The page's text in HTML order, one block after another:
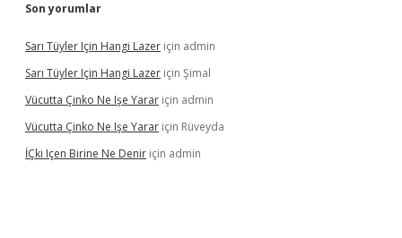
Son yorumlar
Sarı Tüyler Için Hangi Lazer için admin
Sarı Tüyler Için Hangi Lazer için Şimal
Vücutta Çinko Ne Işe Yarar için admin
Vücutta Çinko Ne Işe Yarar için Rüveyda
İÇki Içen Birine Ne Denir için admin